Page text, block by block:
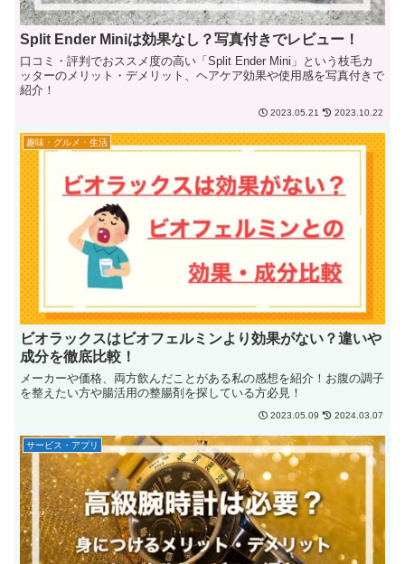
Split Ender Miniは効果なし？写真付きでレビュー！
口コミ・評判でおススメ度の高い「Split Ender Mini」という枝毛カ
ッターのメリット・デメリット、ヘアケア効果や使用感を写真付きで
紹介！
2023.05.21 2023.10.22
趣味・グルメ・生活
ビオラックスはビオフェルミンより効果がない？違いや
成分を徹底比較！
メーカーや価格、両方飲んだことがある私の感想を紹介！お腹の調子
を整えたい方や腸活用の整腸剤を探している方必見！
2023.05.09 2024.03.07
サービス・アプリ